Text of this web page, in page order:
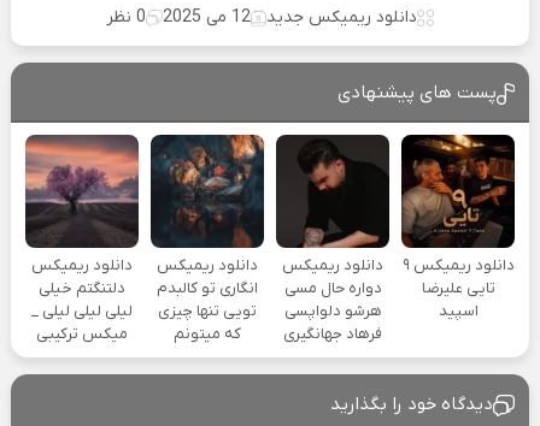
دانلود ریمیکس جدید 12 می 2025 0 نظر
پست های پیشنهادی
دانلود ریمیکس ۹
تایی علیرضا
اسپید
دانلود ریمیکس
دواره حال مسی
هرشو دلواپسی
فرهاد جهانگیری
دانلود ریمیکس
انگاری تو کالبدم
تویی تنها چیزی
که میتونم
دانلود ریمیکس
دلتنگتم خیلی
لیلی لیلی لیلی _
میکس ترکیبی
دیدگاه خود را بگذارید